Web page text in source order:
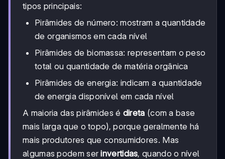
tipos principais:
Pirâmides de número: mostram a quantidade
de organismos em cada nível
Pirâmides de biomassa: representam o peso
total ou quantidade de matéria orgânica
Pirâmides de energia: indicam a quantidade
de energia disponível em cada nível
A maioria das pirâmides é direta (com a base
mais larga que o topo), porque geralmente há
mais produtores que consumidores. Mas
algumas podem serinvertidas, quando o nível